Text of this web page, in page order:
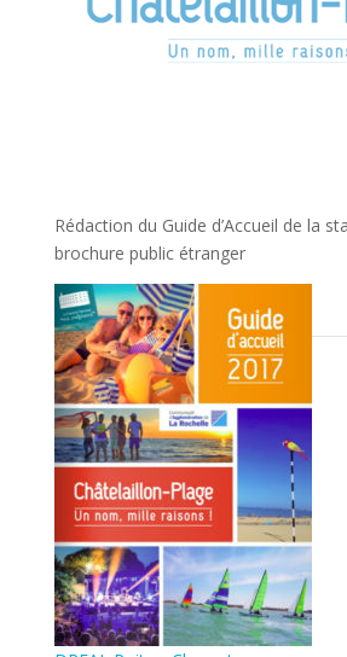
Rédaction du Guide d’Accueil de la
brochure public étranger